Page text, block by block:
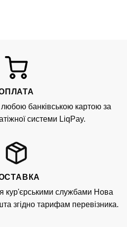
банківською картою за
системи LiqPay.
кур'єрськими службами Нова
згідно тарифам перевізника.